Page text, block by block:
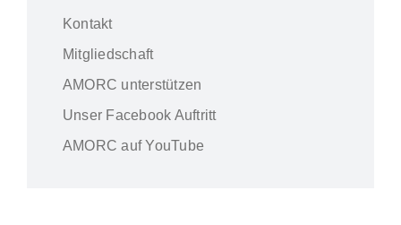
Kontakt
Mitgliedschaft
AMORC unterstützen
Unser Facebook Auftritt
AMORC auf YouTube